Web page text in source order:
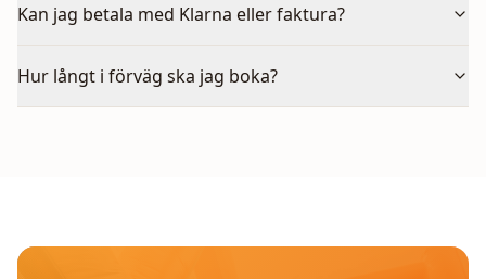
Kan jag betala med Klarna eller faktura?
Hur långt i förväg ska jag boka?